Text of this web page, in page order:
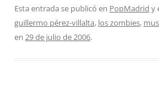
Esta entrada se publicó en PopMadrid y
guillermo pérez-villalta, los zombies,
en 29 de julio de 2006.